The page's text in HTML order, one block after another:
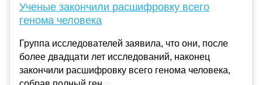
Ученые закончили расшифровку всего
генома человека
Группа исследователей заявила, что они, после
более двадцати лет исследований, наконец
закончили расшифровку всего генома человека,